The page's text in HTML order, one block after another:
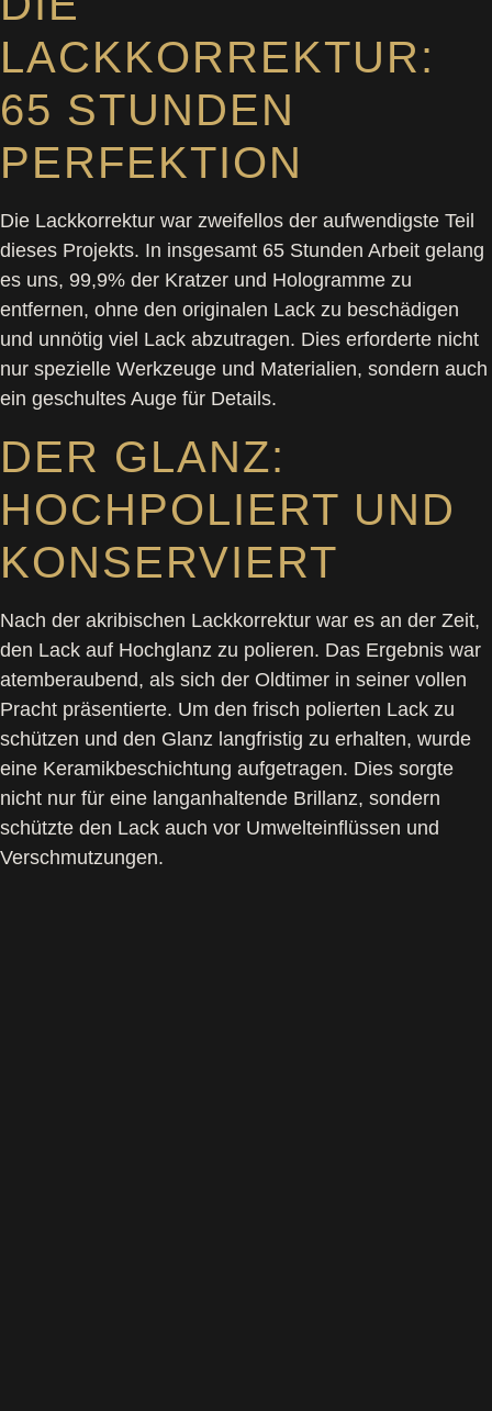
LACKKORREKTUR:
65 STUNDEN
PERFEKTION
Die Lackkorrektur war zweifellos der aufwendigste Teil
dieses Projekts. In insgesamt 65 Stunden Arbeit gelang
es uns, 99,9% der Kratzer und Hologramme zu
entfernen, ohne den originalen Lack zu beschädigen
und unnötig viel Lack abzutragen. Dies erforderte nicht
nur spezielle Werkzeuge und Materialien, sondern auch
ein geschultes Auge für Details.
DER GLANZ:
HOCHPOLIERT UND
KONSERVIERT
Nach der akribischen Lackkorrektur war es an der Zeit,
den Lack auf Hochglanz zu polieren. Das Ergebnis war
atemberaubend, als sich der Oldtimer in seiner vollen
Pracht präsentierte. Um den frisch polierten Lack zu
schützen und den Glanz langfristig zu erhalten, wurde
eine Keramikbeschichtung aufgetragen. Dies sorgte
nicht nur für eine langanhaltende Brillanz, sondern
schützte den Lack auch vor Umwelteinflüssen und
Verschmutzungen.